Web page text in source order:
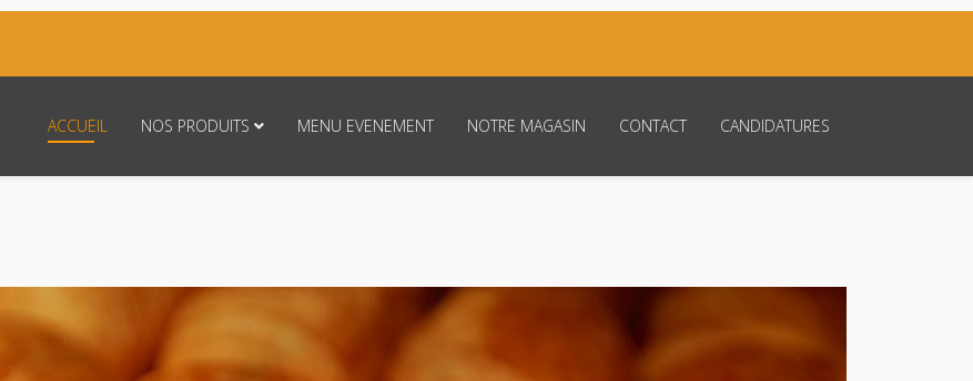
ACCUEIL NOS PRODUITS MENU EVENEMENT NOTRE MAGASIN CONTACT CANDIDATURES